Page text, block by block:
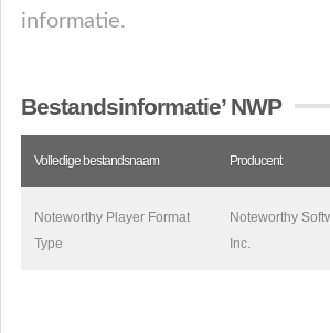
informatie.
Bestandsinformatie’ NWP
Volledige bestandsnaam Producent
Noteworthy Player Format
Type
Noteworthy
Inc.